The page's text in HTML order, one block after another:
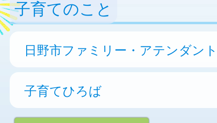
子育てのこと
日野市ファミリー・アテンダン
子育てひろば